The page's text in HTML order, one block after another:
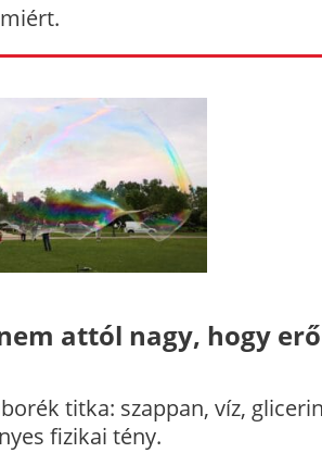
attól nagy, hogy
titka: szappan, víz,
fizikai tény.